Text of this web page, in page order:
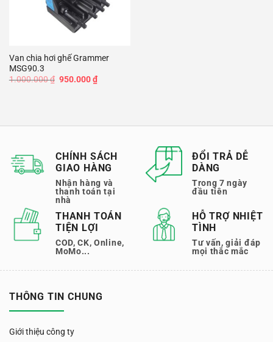
Van chia hơi ghế Grammer
MSG90.3
1.000.000₫ Giá
950.000₫Giá
hiện
CHÍNH SÁCH
GIAO HÀNG
Nhận hàng và
thanh toán tại
nhà
ĐỔI TRẢ DỄ
DÀNG
Trong 7 ngày
đầu tiên
THANH TOÁN
TIỆN LỢI
COD, CK, Online,
MoMo...
HỖ TRỢ NHIỆT
TÌNH
Tư vấn, giải đáp
mọi thắc mắc
THÔNG TIN CHUNG
Giới thiệu công ty